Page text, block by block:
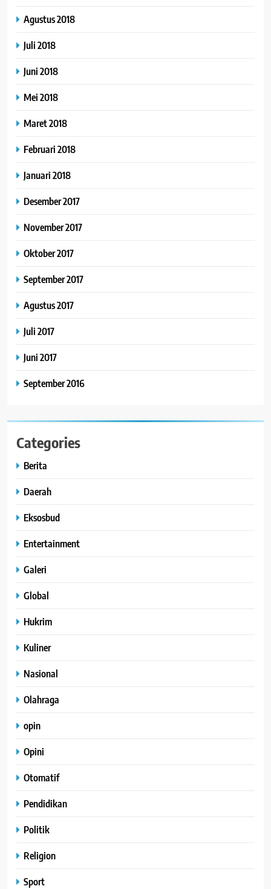
Agustus 2018
Juli 2018
Juni 2018
Mei 2018
Maret 2018
Februari 2018
Januari 2018
Desember 2017
November 2017
Oktober 2017
September 2017
Agustus 2017
Juli 2017
Juni 2017
September 2016
Categories
Berita
Daerah
Eksosbud
Entertainment
Galeri
Global
Hukrim
Kuliner
Nasional
Olahraga
opin
Opini
Otomatif
Pendidikan
Politik
Religion
Sport